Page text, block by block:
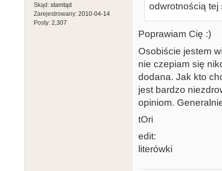
Skąd: stamtąd
Zarejestrowany: 2010-04-14
Posty: 2,307
odwrotnością tej
Poprawiam Cię :)
Osobiście jestem
nie czepiam się
dodana. Jak kto
jest bardzo
opiniom.
tOri
edit:
literówki